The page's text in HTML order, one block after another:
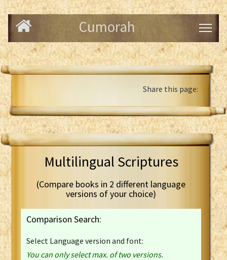
Cumorah
Share this page:
Multilingual Scriptures
(Compare books in 2 different language
versions of your choice)
Comparison Search:
Select Language version and font:
You can only select max. of two versions.